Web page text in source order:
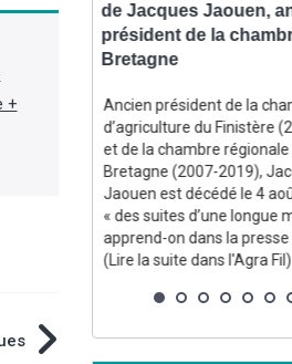
+
les
et
de Jacques Jaouen,
président de la
Bretagne
Ancien président de la
d’agriculture du Finistère
et de la chambre régionale
Bretagne (2007-2019),
Jaouen est décédé le 4
« des suites d’une longue
apprend-on dans la presse
(Lire la suite dans l'Agra Fil)